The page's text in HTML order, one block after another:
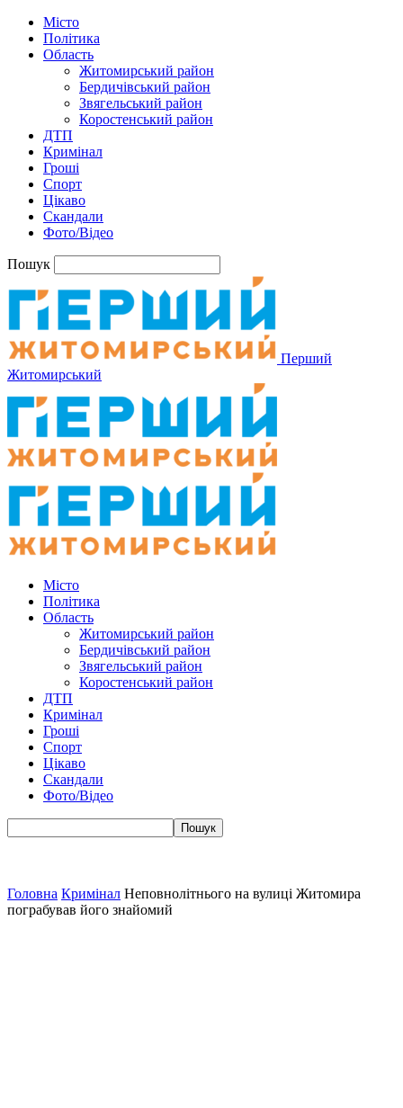
Місто
Політика
Область
Житомирський район
Бердичівський район
Звягельський район
Коростенський район
ДТП
Кримінал
Гроші
Спорт
Цікаво
Скандали
Фото/Відео
Пошук
Перший
Житомирський
Місто
Політика
Область
Житомирський район
Бердичівський район
Звягельський район
Коростенський район
ДТП
Кримінал
Гроші
Спорт
Цікаво
Скандали
Фото/Відео
Головна Кримінал Неповнолітнього на вулиці Житомира
пограбував його знайомий